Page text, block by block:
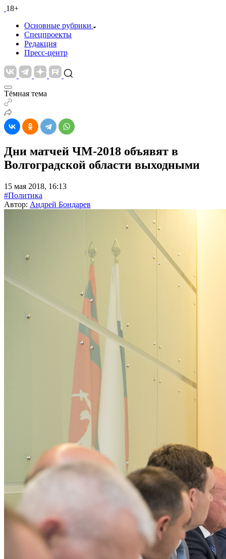
18+
Основные рубрики
Спецпроекты
Редакция
Пресс-центр
Тёмная тема
Дни матчей ЧМ-2018 объявят в
Волгоградской области выходными
15 мая 2018, 16:13
#Политика
Автор: Андрей Бондарев